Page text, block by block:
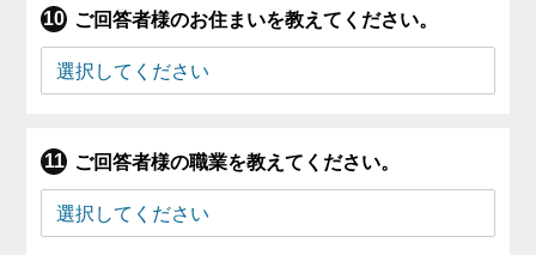
ご回答者様のお住まいを教えてください。
ご回答者様の職業を教えてください。